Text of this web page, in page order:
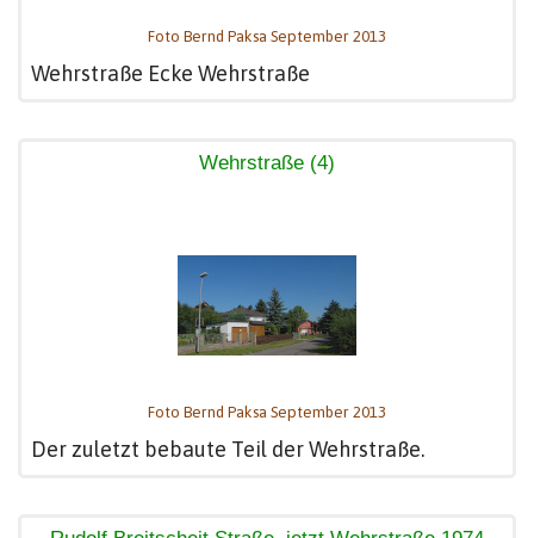
Foto Bernd Paksa September 2013
Wehrstraße Ecke Wehrstraße
Wehrstraße (4)
Foto Bernd Paksa September 2013
Der zuletzt bebaute Teil der Wehrstraße.